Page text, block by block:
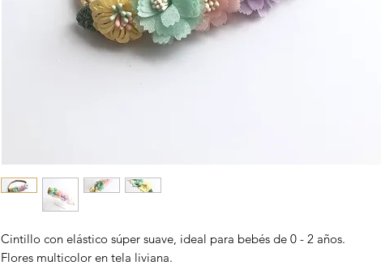
Cintillo con elástico súper suave, ideal para bebés de 0 - 2 años.
Flores multicolor en tela liviana.